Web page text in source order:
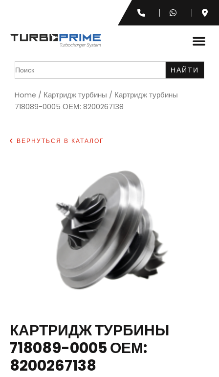
Search
for:
Home / Картридж турбины / Картридж турбины
718089-0005 ОЕМ: 8200267138
ВЕРНУТЬСЯ В КАТАЛОГ
КАРТРИДЖ ТУРБИНЫ
718089-0005 ОЕМ:
8200267138